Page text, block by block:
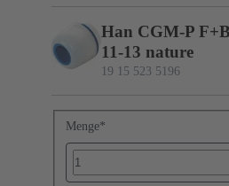
Han CGM-P
11-13 nature
19 15 523 5196
Menge*